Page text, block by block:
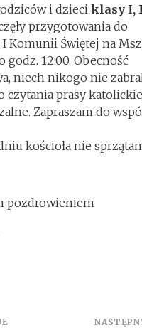
i dzieci klasy I,
przygotowania do
Komunii Świętej na
godz. 12.00. Obecność
niech nikogo nie
czytania prasy
Zapraszam do
kościoła nie
pozdrowieniem